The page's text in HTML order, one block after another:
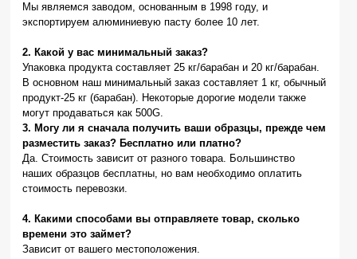
Мы являемся заводом, основанным в 1998 году, и
экспортируем алюминиевую пасту более 10 лет.
2. Какой у вас минимальный заказ?
Упаковка продукта составляет 25 кг/барабан и 20 кг/барабан.
В основном наш минимальный заказ составляет 1 кг, обычный
продукт-25 кг (барабан). Некоторые дорогие модели также
могут продаваться как 500G.
3. Могу ли я сначала получить ваши образцы, прежде чем
разместить заказ? Бесплатно или платно?
Да. Стоимость зависит от разного товара. Большинство
наших образцов бесплатны, но вам необходимо оплатить
стоимость перевозки.
4. Какими способами вы отправляете товар, сколько
времени это займет?
Зависит от вашего местоположения.